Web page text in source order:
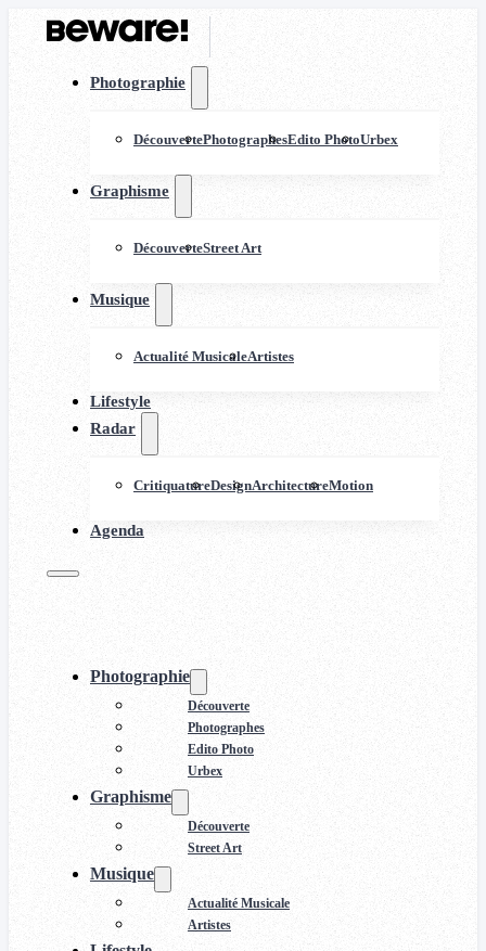
Photographie
DécouvertePhotographesEdito PhotoUrbex
Graphisme
DécouverteStreet Art
Musique
Actualité MusicaleArtistes
Lifestyle
Radar
CritiquatureDesignArchitectureMotion
Agenda
Photographie
Découverte
Photographes
Edito Photo
Urbex
Graphisme
Découverte
Street Art
Musique
Actualité Musicale
Artistes